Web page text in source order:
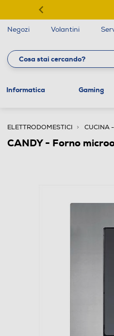
Negozi Volantini
Informatica Gaming
ELETTRODOMESTICI CUCINA
CANDY - Forno